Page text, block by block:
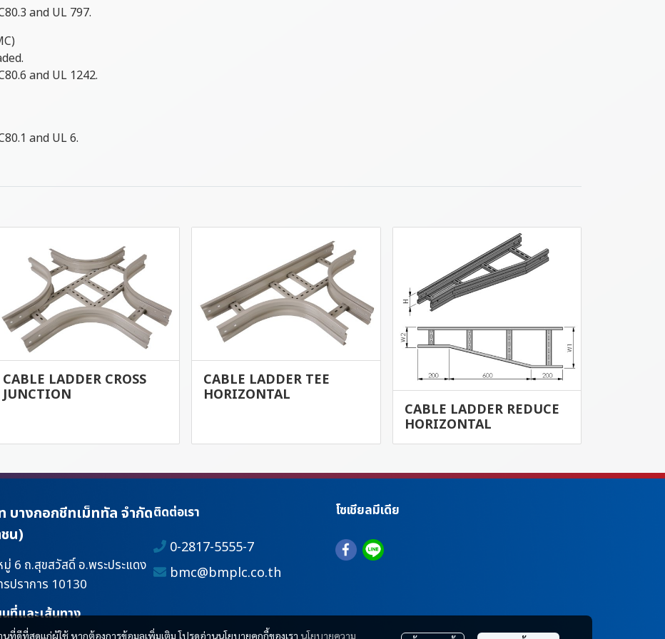
and UL 797.
and UL 1242.
and UL 6.
CABLE LADDER CROSS
JUNCTION
CABLE LADDER TEE
HORIZONTAL
CABLE LADDER REDUCE
HORIZONTAL
ที่ดีที่สุดแก่ผู้ใช้ หากต้องการข้อมูลเพิ่มเติม โปรดอ่านนโยบายคุกกี้ของเรา นโยบายความ
บางกอกชีทเม็ททัล จำกัด
น)
6 ถ.สุขสวัสดิ์ อ.พระประแดง
ปราการ 10130
ที่และเส้นทาง
ติดต่อเรา
0-2817-5555-7
bmc@bmplc.co.th
โซเชียลมีเดีย